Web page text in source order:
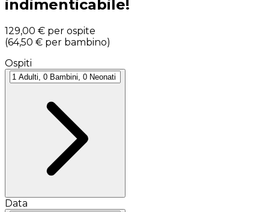
indimenticabile!
129,00 € per ospite
(64,50 € per bambino)
Ospiti
Data